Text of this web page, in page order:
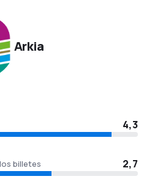
Arkia
4,3
billetes 2,7